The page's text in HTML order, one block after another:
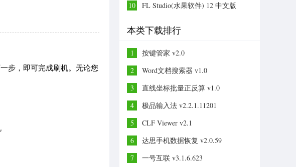
步，即可完成刷机。无论您
10
FL Studio(水果软件) 12 中文版
本类下载排行
1
按键管家 v2.0
2
Word文档搜索器 v1.0
3
直线坐标批量正反算 v1.0
4
极品输入法 v2.2.1.11201
5
CLF Viewer v2.1
6
达思手机数据恢复 v2.0.59
7
一号互联 v3.1.6.623